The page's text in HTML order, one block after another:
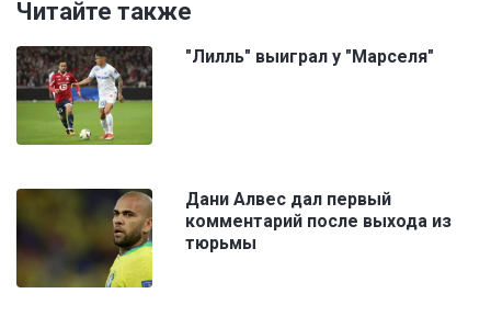
Читайте также
"Лилль" выиграл у "Марселя"
Дани Алвес дал первый
комментарий после выхода из
тюрьмы